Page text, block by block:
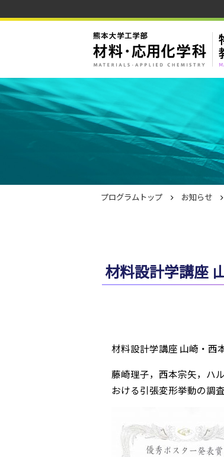
プログラムトップ お知らせ
材料設計学講座
材料設計学講座 山崎・西
藤崎理子，西本宗矢，ハ
おける引張変形挙動の調査